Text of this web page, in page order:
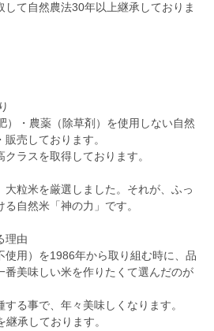
して自然農法30年以上継承しておりま
）・農薬（除草剤）を使用しない自然
売しております。
ラスを取得しております。
大粒米を厳選しました。それが、ふっ
自然米「神の力」です。
理由
使用）を1986年から取り組む時に、品
番美味しい米を作りたくて選んだのが
る事で、年々美味しくなります。
承しております。